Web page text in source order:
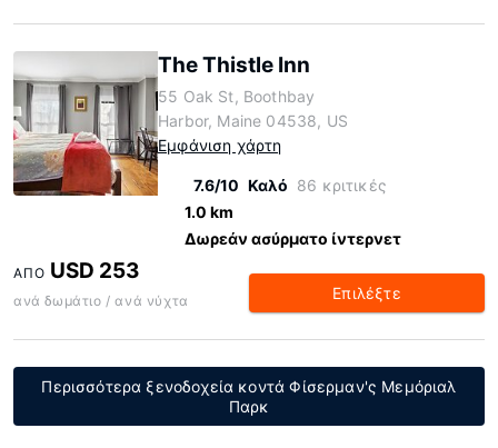
The Thistle Inn
55 Oak St, Boothbay
Harbor, Maine 04538, US
Εμφάνιση χάρτη
7.6/10 Καλό 86 κριτικές
1.0 km
Δωρεάν ασύρματο ίντερνετ
ΑΠΌ USD 253
ανά δωμάτιο / ανά νύχτα Επιλέξτε
Περισσότερα ξενοδοχεία κοντά Φίσερμαν'ς Μεμόριαλ
Παρκ